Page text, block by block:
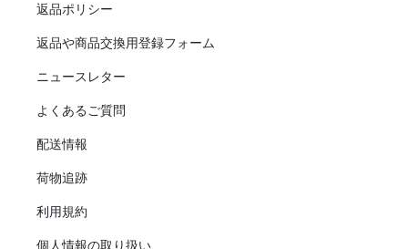
返品ポリシー
返品や商品交換用登録フォーム
ニュースレター
よくあるご質問
配送情報
荷物追跡
利用規約
個人情報の取り扱い